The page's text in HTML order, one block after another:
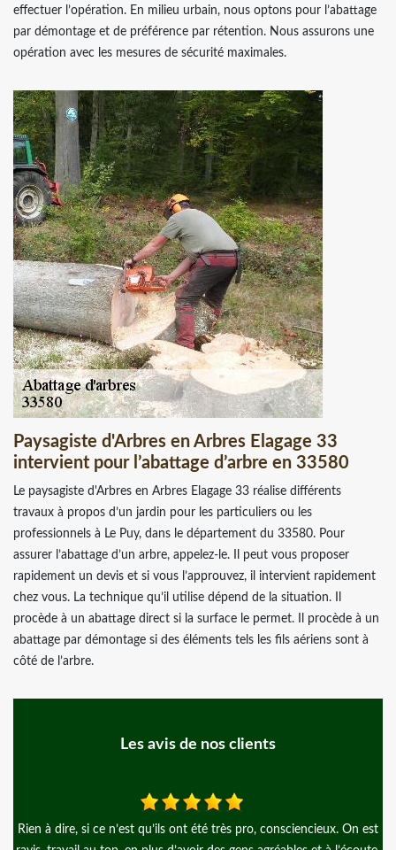
effectuer l’opération. En milieu urbain, nous optons pour l’abattage
par démontage et de préférence par rétention. Nous assurons une
opération avec les mesures de sécurité maximales.
Paysagiste d'Arbres en Arbres Elagage 33
intervient pour l’abattage d’arbre en 33580
Le paysagiste d'Arbres en Arbres Elagage 33 réalise différents
travaux à propos d’un jardin pour les particuliers ou les
professionnels à Le Puy, dans le département du 33580. Pour
assurer l’abattage d’un arbre, appelez-le. Il peut vous proposer
rapidement un devis et si vous l’approuvez, il intervient rapidement
chez vous. La technique qu’il utilise dépend de la situation. Il
procède à un abattage direct si la surface le permet. Il procède à un
abattage par démontage si des éléments tels les fils aériens sont à
côté de l’arbre.
Les avis de nos clients
ont été très pro, consciencieux. On est
Je fais appel à l'entreprise